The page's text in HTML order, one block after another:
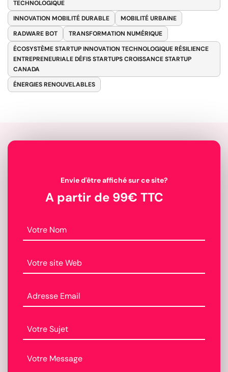
TECHNOLOGIQUE
INNOVATION MOBILITÉ DURABLE
MOBILITÉ URBAINE
RADWARE BOT
TRANSFORMATION NUMÉRIQUE
ÉCOSYSTÈME STARTUP INNOVATION TECHNOLOGIQUE RÉSILIENCE
ENTREPRENEURIALE DÉFIS STARTUPS CROISSANCE STARTUP
CANADA
ÉNERGIES RENOUVELABLES
Envie d'être affiché sur ce site?
A partir de 99€ TTC